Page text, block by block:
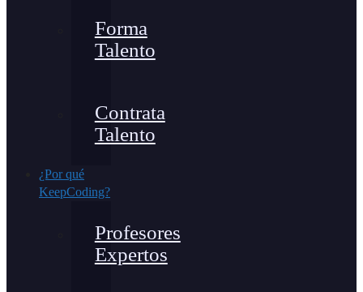
Forma
Talento
Contrata
Talento
¿Por qué
KeepCoding?
Profesores
Expertos